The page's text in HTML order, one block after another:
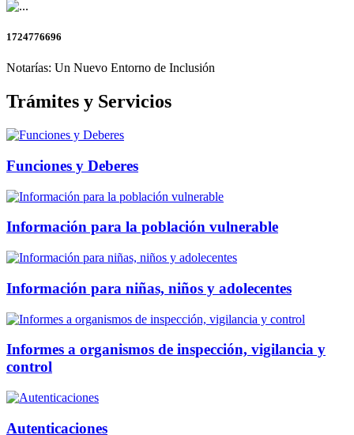
1724776696
Notarías: Un Nuevo Entorno de Inclusión
Trámites y Servicios
Funciones y Deberes
Información para la población vulnerable
Información para niñas, niños y adolecentes
Informes a organismos de inspección, vigilancia y
control
Autenticaciones